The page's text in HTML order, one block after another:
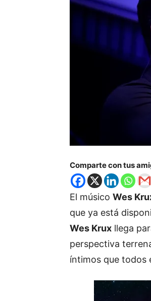
Comparte con tus
El músico Wes
que ya está
Wes Krux llega
perspectiva
íntimos que todos